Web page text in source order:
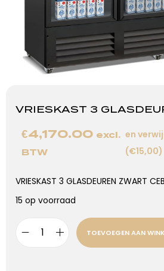
VRIESKAST 3
€4,170.00 excl.
BTW
en
(€15,00)
VRIESKAST 3 GLASDEUREN ZWART
15 op voorraad
TOEVOEGEN AAN